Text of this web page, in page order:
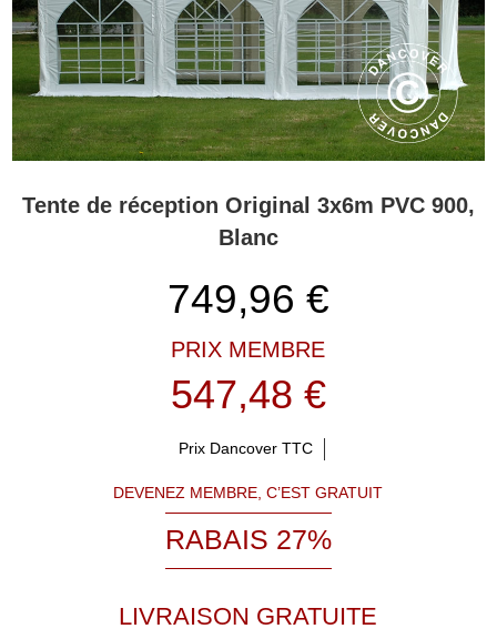
Tente de réception Original 3x6m PVC 900,
Blanc
749,96 €
PRIX MEMBRE
547,48 €
Prix Dancover TTC
DEVENEZ MEMBRE, C’EST GRATUIT
RABAIS 27%
LIVRAISON GRATUITE